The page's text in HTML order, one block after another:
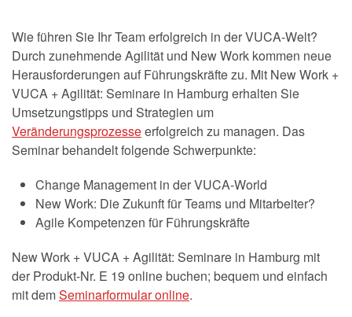
Wie führen Sie Ihr Team erfolgreich in der VUCA-Welt?
Durch zunehmende Agilität und New Work kommen neue
Herausforderungen auf Führungskräfte zu. Mit New Work +
VUCA + Agilität: Seminare in Hamburg erhalten Sie
Umsetzungstipps und Strategien um
Veränderungsprozesseerfolgreich zu managen. Das
Seminar behandelt folgende Schwerpunkte:
Change Management in der VUCA-World
New Work: Die Zukunft für Teams und Mitarbeiter?
Agile Kompetenzen für Führungskräfte
New Work + VUCA + Agilität: Seminare in Hamburg mit
der Produkt-Nr. E 19 online buchen; bequem und einfach
mit demSeminarformular online.